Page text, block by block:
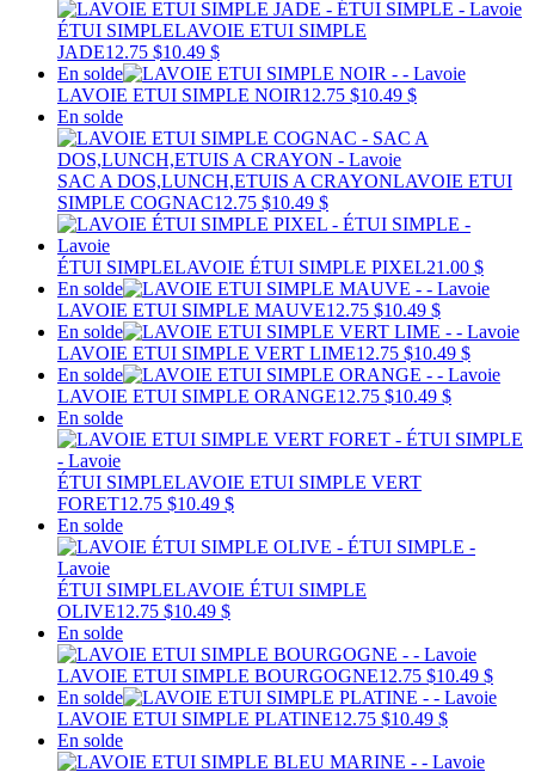
ÉTUI SIMPLELAVOIE ETUI SIMPLE
JADE12.75 $10.49 $
En solde
LAVOIE ETUI SIMPLE NOIR12.75 $10.49 $
En solde
SAC A DOS,LUNCH,ETUIS A CRAYONLAVOIE ETUI
SIMPLE COGNAC12.75 $10.49 $
ÉTUI SIMPLELAVOIE ÉTUI SIMPLE PIXEL21.00 $
En solde
LAVOIE ETUI SIMPLE MAUVE12.75 $10.49 $
En solde
LAVOIE ETUI SIMPLE VERT LIME12.75 $10.49 $
En solde
LAVOIE ETUI SIMPLE ORANGE12.75 $10.49 $
En solde
ÉTUI SIMPLELAVOIE ETUI SIMPLE VERT
FORET12.75 $10.49 $
En solde
ÉTUI SIMPLELAVOIE ÉTUI SIMPLE
OLIVE12.75 $10.49 $
En solde
LAVOIE ETUI SIMPLE BOURGOGNE12.75 $10.49 $
En solde
LAVOIE ETUI SIMPLE PLATINE12.75 $10.49 $
En solde